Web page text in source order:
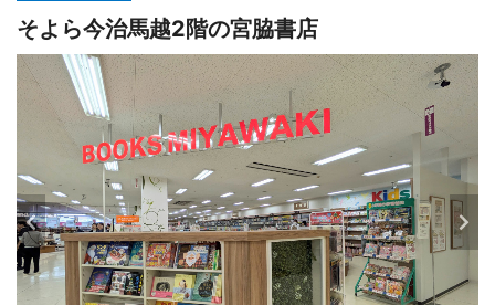
そよら今治馬越2階の宮脇書店